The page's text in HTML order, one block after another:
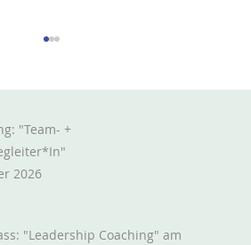
braucht Führung
"Team- +
2026
"Leadership Coaching" am